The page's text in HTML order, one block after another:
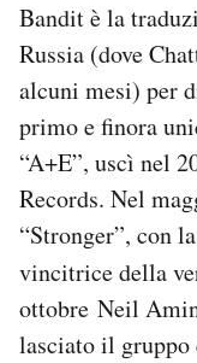
Bandit è la
Russia (dove
alcuni mesi) per
primo e finora
“A+E”, uscì nel
Records. Nel
“Stronger”, con
vincitrice della
ottobre Neil
lasciato il gruppo